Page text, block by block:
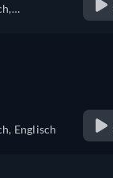
Finnisch,
Englisch